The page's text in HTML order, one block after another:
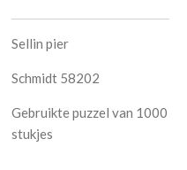
Sellin pier
Schmidt 58202
Gebruikte puzzel van 1000
stukjes